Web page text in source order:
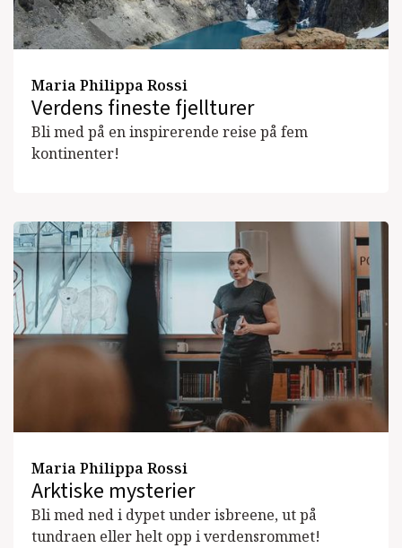
Maria Philippa Rossi
Verdens fineste fjellturer
Bli med på en inspirerende reise på fem
kontinenter!
Maria Philippa Rossi
Arktiske mysterier
Bli med ned i dypet under isbreene, ut på
tundraen eller helt opp i verdensrommet!